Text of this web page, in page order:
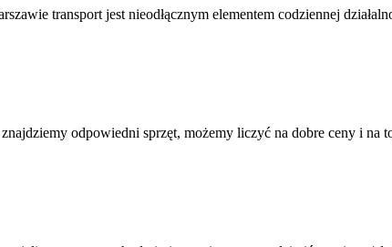
transport jest nieodłącznym elementem codziennej
odpowiedni sprzęt, możemy liczyć na dobre ceny i na